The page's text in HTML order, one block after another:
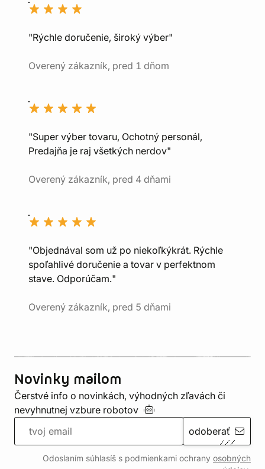
"Rýchle doručenie, široký výber"
Overený zákazník, pred 1 dňom
"Super výber tovaru, Ochotný personál,
Predajňa je raj všetkých nerdov"
Overený zákazník, pred 4 dňami
"Objednával som už po niekoľkýkrát. Rýchle
spoľahlivé doručenie a tovar v perfektnom
stave. Odporúčam."
Overený zákazník, pred 5 dňami
Novinky mailom
Čerstvé info o novinkách, výhodných zľavách či
nevyhnutnej vzbure robotov
odoberať
Odoslaním súhlasíš s podmienkami ochrany osobných